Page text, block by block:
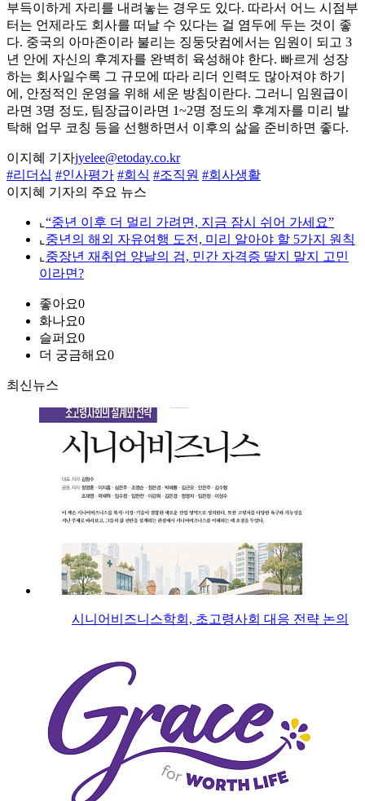
부득이하게 자리를 내려놓는 경우도 있다. 따라서 어느 시점부
터는 언제라도 회사를 떠날 수 있다는 걸 염두에 두는 것이 좋
다. 중국의 아마존이라 불리는 징둥닷컴에서는 임원이 되고 3
년 안에 자신의 후계자를 완벽히 육성해야 한다. 빠르게 성장
하는 회사일수록 그 규모에 따라 리더 인력도 많아져야 하기
에, 안정적인 운영을 위해 세운 방침이란다. 그러니 임원급이
라면 3명 정도, 팀장급이라면 1~2명 정도의 후계자를 미리 발
탁해 업무 코칭 등을 선행하면서 이후의 삶을 준비하면 좋다.
이지혜 기자jyelee@etoday.co.kr
#리더십 #인사평가 #회식 #조직원 #회사생활
이지혜 기자의 주요 뉴스
⌞ “중년 이후 더 멀리 가려면, 지금 잠시 쉬어 가세요”
⌞ 중년의 해외 자유여행 도전, 미리 알아야 할 5가지 원칙
⌞ 중장년 재취업 양날의 검, 민간 자격증 딸지 말지 고민
이라면?
좋아요0
화나요0
슬퍼요0
더 궁금해요0
최신뉴스
시니어비즈니스학회, 초고령사회 대응 전략 논의